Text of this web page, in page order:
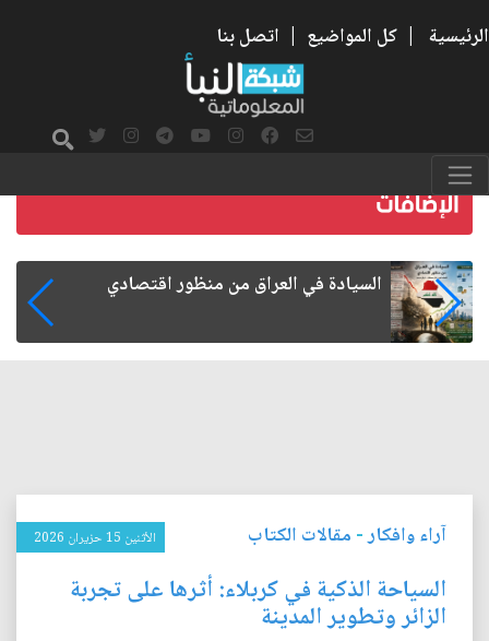
الرئيسية | كل المواضيع | اتصل بنا
ما بعد الأربعين.. كيف اتسعت الزيارة من هويتها
آراء وافكار- مقالات الكتاب الأثنين 15 حزيران 2026
السياحة الذكية في كربلاء: أثرها على تجربة
الزائر وتطوير المدينة